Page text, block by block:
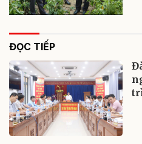
ĐỌC TIẾP